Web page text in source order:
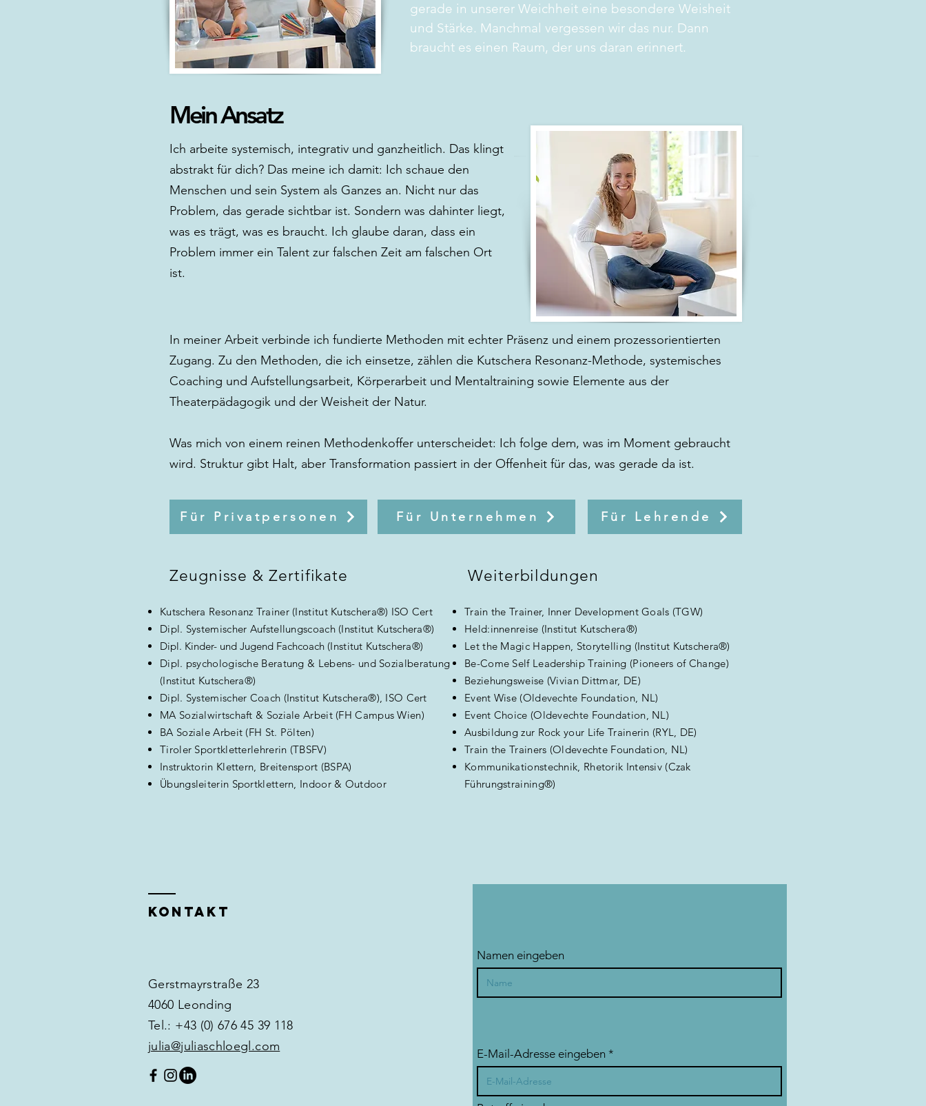
gerade in unserer Weichheit eine besondere Weisheit
und Stärke.​ Manchmal vergessen wir das nur. Dann
braucht es einen Raum, der uns daran erinnert.
Mein Ansatz
Ich arbeite systemisch, integrativ und ganzheitlich. Das klingt
abstrakt für dich? Das meine ich damit: Ich schaue den
Menschen und sein System als Ganzes an. Nicht nur das
Problem, das gerade sichtbar ist. Sondern was dahinter liegt,
was es trägt, was es braucht. Ich glaube daran, dass ein
Problem immer ein Talent zur falschen Zeit am falschen Ort
ist.
In meiner Arbeit verbinde ich fundierte Methoden mit echter Präsenz und einem prozessorientierten
Zugang. Zu den Methoden, die ich einsetze, zählen die Kutschera Resonanz-Methode, systemisches
Coaching und Aufstellungsarbeit, Körperarbeit und Mentaltraining sowie Elemente aus der
Theaterpädagogik und der Weisheit der Natur.
Was mich von einem reinen Methodenkoffer unterscheidet: Ich folge dem, was im Moment gebraucht
wird. Struktur gibt Halt, aber Transformation passiert in der Offenheit für das, was gerade da ist.
Für Privatpersonen Für Unternehmen Für Lehrende
Zeugnisse & Zertifikate
Kutschera Resonanz Trainer (Institut Kutschera®) ISO Cert
Dipl. Systemischer Aufstellungscoach (Institut Kutschera®)
Dipl. Kinder- und Jugend Fachcoach (Institut Kutschera®)
Dipl. psychologische Beratung & Lebens- und Sozialberatung
(Institut Kutschera®)
Dipl. Systemischer Coach (Institut Kutschera®), ISO Cert
MA Sozialwirtschaft & Soziale Arbeit (FH Campus Wien)
BA Soziale Arbeit (FH St. Pölten)
Tiroler Sportkletterlehrerin (TBSFV)
Instruktorin Klettern, Breitensport (BSPA)
Übungsleiterin Sportklettern, Indoor & Outdoor
Weiterbildungen
Train the Trainer, Inner Development Goals (TGW)
Held:innenreise (Institut Kutschera®)
Let the Magic Happen, Storytelling (Institut Kutschera®)
Be-Come Self Leadership Training (Pioneers of Change)
Beziehungsweise (Vivian Dittmar, DE)
Event Wise (Oldevechte Foundation, NL)
Event Choice (Oldevechte Foundation, NL)
Ausbildung zur Rock your Life Trainerin (RYL, DE)
Train the Trainers (Oldevechte Foundation, NL)
Kommunikationstechnik, Rhetorik Intensiv (Czak
Führungstraining®)
KONTAKT
Gerstmayrstraße 23
4060 Leonding
Tel.: +43 (0) 676 45 39 118 ​
julia@juliaschloegl.com
Namen eingeben
E-Mail-Adresse eingeben